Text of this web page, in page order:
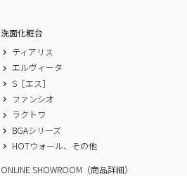
洗面化粧台
ティアリス
エルヴィータ
S［エス］
ファンシオ
ラクトワ
BGAシリーズ
HOTウォール、その他
ONLINE SHOWROOM（商品詳細）